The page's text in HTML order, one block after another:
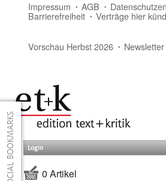
Impressum AGB
Barrierefreiheit Verträge hier
Vorschau Herbst 2026 Newsletter
Login
0 Artikel